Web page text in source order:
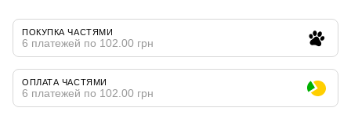
ПОКУПКА ЧАСТЯМИ
6 платежей по 102.00 грн
ОПЛАТА ЧАСТЯМИ
6 платежей по 102.00 грн